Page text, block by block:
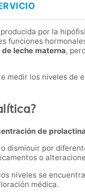
por la
funciones
leche materna,
medir los niveles de
de
disminuir por
o
niveles se
médica.